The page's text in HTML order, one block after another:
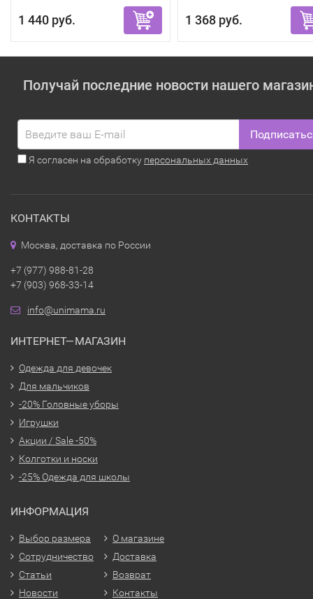
1 440 руб. 1 368 руб.
Получай последние новости нашего
Я согласен на обработку персональных данных
КОНТАКТЫ
Москва, доставка по России
+7 (977) 988-81-28
+7 (903) 968-33-14
info@unimama.ru
ИНТЕРНЕТ—МАГАЗИН
Одежда для девочек
Для мальчиков
-20% Головные уборы
Игрушки
Акции / Sale -50%
Колготки и носки
-25% Одежда для школы
ИНФОРМАЦИЯ
Выбор размера
Сотрудничество
Статьи
Новости
О магазине
Доставка
Возврат
Контакты